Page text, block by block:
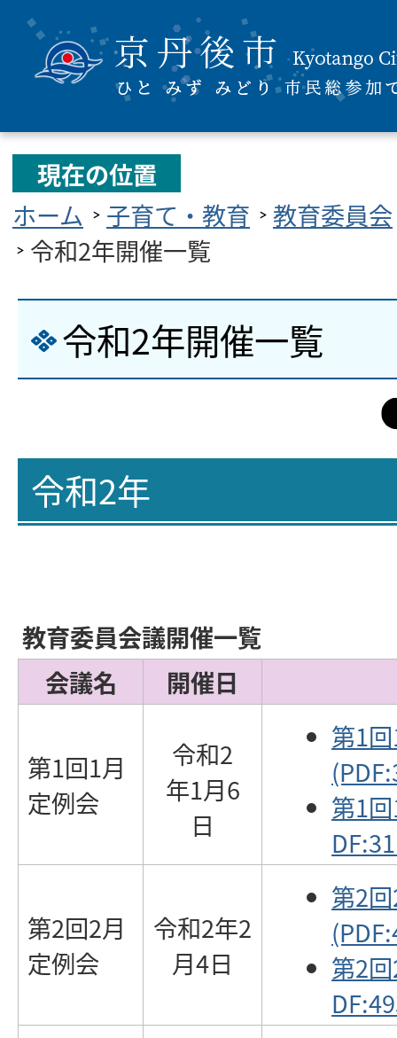
現在の位置
ホーム
子育て・教育
教育委員会
令和2年開催一覧
令和2年開催一覧
令和2年
教育委員会議開催一覧
会議名
開催日
第1回1月
定例会
令和2
年1月6
日
第1
第1
第2回2月
定例会
令和2年2
月4日
第2
第2